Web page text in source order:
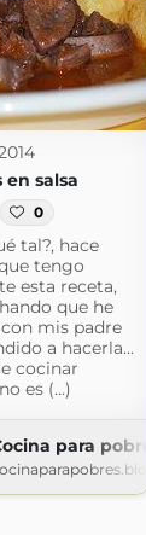
en salsa
0
tal?, hace
tengo
esta receta,
que he
mis padre
a hacerla...
cocinar
es (...)
para